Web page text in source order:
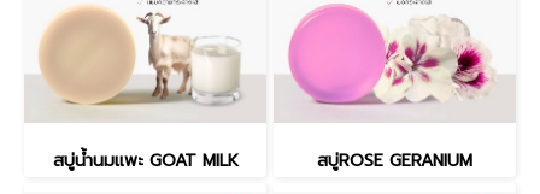
สบู่น้ำนมแพะ GOAT MILK สบู่ROSE GERANIUM